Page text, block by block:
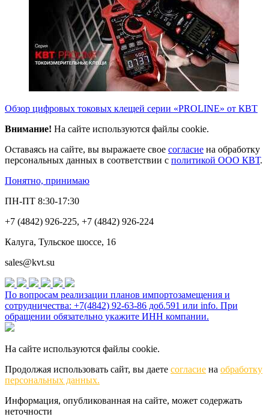
Обзор цифровых токовых клещей серии «PROLINE» от КВТ
Внимание! На сайте используются файлы cookie.
Оставаясь на сайте, вы выражаете свое согласие на обработку
персональных данных в соответствии с политикой ООО КВТ.
Понятно, принимаю
ПН-ПТ 8:30-17:30
+7 (4842) 926-225, +7 (4842) 926-224
Калуга, Тульское шоссе, 16
sales@kvt.su
По вопросам реализации планов импортозамещения и
сотрудничества: +7(4842) 92-63-86 доб.591 или info. При
обращении обязательно укажите ИНН компании.
На сайте используются файлы cookie.
Продолжая использовать сайт, вы даете согласие на обработку
персональных данных.
Информация, опубликованная на сайте, может содержать
неточности